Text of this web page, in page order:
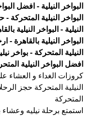
البواخر النيلية - افضل
البواخر النيلية المتحركة -
النيلية - البواخر النيلية
البواخر النيلية بالقاهرة -
افضل البواخر النيلية
كروزات الغداء و العشاء
النيلية المتحركة حجز
المتحركة
استمتع برحلة نيليه